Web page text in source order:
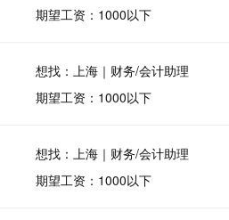
期望工资：1000以下
想找：上海｜财务/会计助理
期望工资：1000以下
想找：上海｜财务/会计助理
期望工资：1000以下